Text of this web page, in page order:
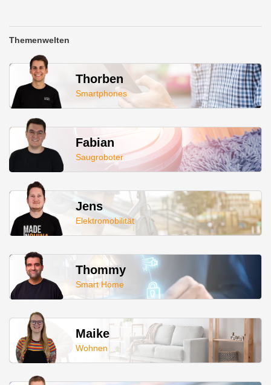
Themenwelten
Thorben
Smartphones
Fabian
Saugroboter
Jens
Elektromobilität
Thommy
Smart Home
Maike
Wohnen